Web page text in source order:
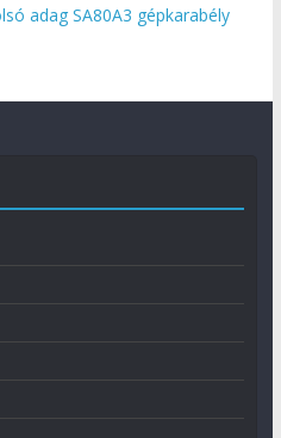
adag SA80A3 gépkarabély